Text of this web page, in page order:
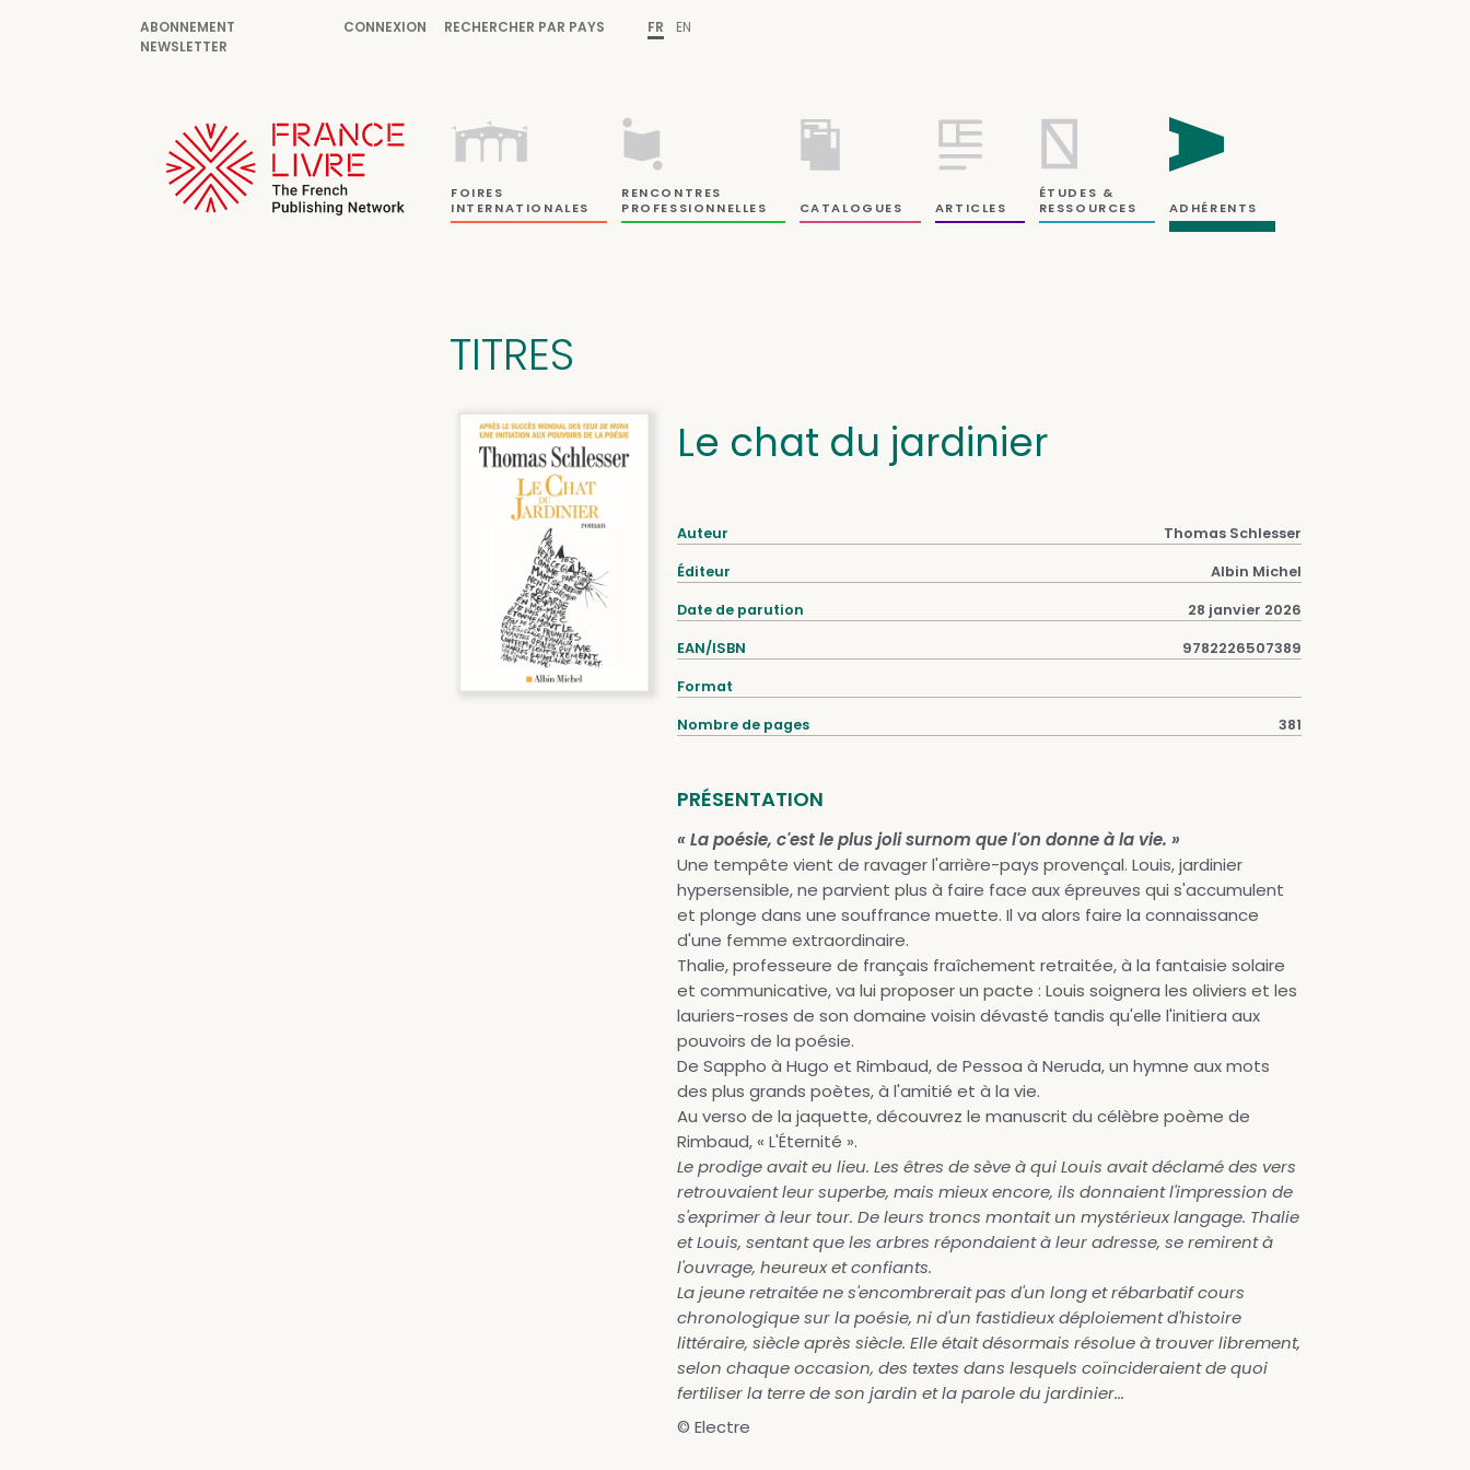
ABONNEMENT
NEWSLETTER
CONNEXION RECHERCHER PAR PAYS FR EN
FOIRES
INTERNATIONALES
RENCONTRES
PROFESSIONNELLES
CATALOGUES ARTICLES
ÉTUDES &
RESSOURCES
ADHÉRENTS
TITRES
Le chat du jardinier
Auteur Thomas Schlesser
Éditeur Albin Michel
Date de parution 28 janvier 2026
EAN/ISBN 9782226507389
Format
Nombre de pages 381
PRÉSENTATION
« La poésie, c'est le plus joli surnom que l'on donne à la vie. »
Une tempête vient de ravager l'arrière-pays provençal. Louis, jardinier
hypersensible, ne parvient plus à faire face aux épreuves qui s'accumulent
et plonge dans une souffrance muette. Il va alors faire la connaissance
d'une femme extraordinaire.
Thalie, professeure de français fraîchement retraitée, à la fantaisie solaire
et communicative, va lui proposer un pacte : Louis soignera les oliviers et les
lauriers-roses de son domaine voisin dévasté tandis qu'elle l'initiera aux
pouvoirs de la poésie.
De Sappho à Hugo et Rimbaud, de Pessoa à Neruda, un hymne aux mots
des plus grands poètes, à l'amitié et à la vie.
Au verso de la jaquette, découvrez le manuscrit du célèbre poème de
Rimbaud, « L'Éternité ».
Le prodige avait eu lieu. Les êtres de sève à qui Louis avait déclamé des vers
retrouvaient leur superbe, mais mieux encore, ils donnaient l'impression de
s'exprimer à leur tour. De leurs troncs montait un mystérieux langage. Thalie
et Louis, sentant que les arbres répondaient à leur adresse, se remirent à
l'ouvrage, heureux et confiants.
La jeune retraitée ne s'encombrerait pas d'un long et rébarbatif cours
chronologique sur la poésie, ni d'un fastidieux déploiement d'histoire
littéraire, siècle après siècle. Elle était désormais résolue à trouver librement,
selon chaque occasion, des textes dans lesquels coïncideraient de quoi
fertiliser la terre de son jardin et la parole du jardinier...
© Electre